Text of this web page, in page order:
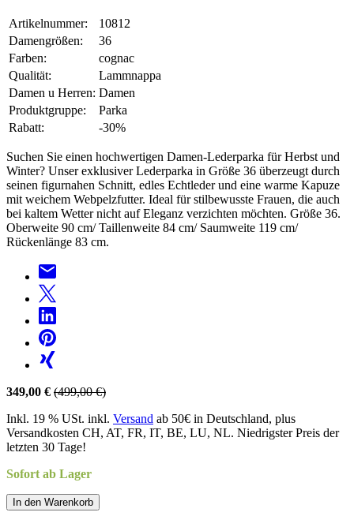
Artikelnummer:
10812
Damengrößen:
36
Farben:
cognac
Qualität:
Lammnappa
Damen u Herren: Damen
Produktgruppe:
Parka
Rabatt:
-30%
Suchen Sie einen hochwertigen Damen-Lederparka für Herbst und
Winter? Unser exklusiver Lederparka in Größe 36 überzeugt durch
seinen figurnahen Schnitt, edles Echtleder und eine warme Kapuze
mit weichem Webpelzfutter. Ideal für stilbewusste Frauen, die auch
bei kaltem Wetter nicht auf Eleganz verzichten möchten. Größe 36.
Oberweite 90 cm/ Taillenweite 84 cm/ Saumweite 119 cm/
Rückenlänge 83 cm.
349,00 € (499,00 €)
Inkl. 19 % USt. inkl. Versand ab 50€ in Deutschland, plus
Versandkosten CH, AT, FR, IT, BE, LU, NL. Niedrigster Preis der
letzten 30 Tage!
Sofort ab Lager
In den Warenkorb